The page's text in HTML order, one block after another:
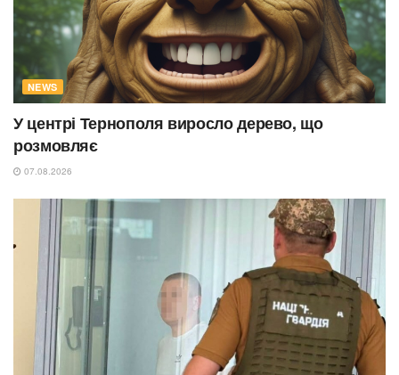
NEWS
У центрі Тернополя виросло дерево, що
розмовляє
07.08.2026